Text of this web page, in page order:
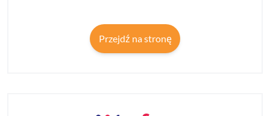
Przejdź na stronę